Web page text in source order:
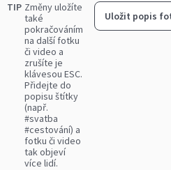
TIP Změny uložíte
také
pokračováním
na další fotku
či video a
zrušíte je
klávesou ESC.
Přidejte do
popisu štítky
(např.
#svatba
#cestování) a
fotku či video
tak objeví
více lidí.
Uložit popis